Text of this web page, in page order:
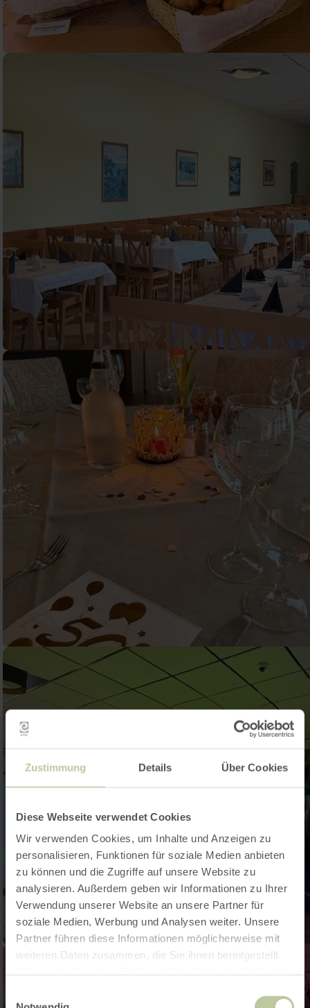
Zustimmung Details Über Cookies
Diese Webseite verwendet Cookies
Wir verwenden Cookies, um Inhalte und Anzeigen zu
personalisieren, Funktionen für soziale Medien anbieten
zu können und die Zugriffe auf unsere Website zu
analysieren. Außerdem geben wir Informationen zu Ihrer
Verwendung unserer Website an unsere Partner für
soziale Medien, Werbung und Analysen weiter. Unsere
Partner führen diese Informationen möglicherweise mit
weiteren Daten zusammen, die Sie ihnen bereitgestellt